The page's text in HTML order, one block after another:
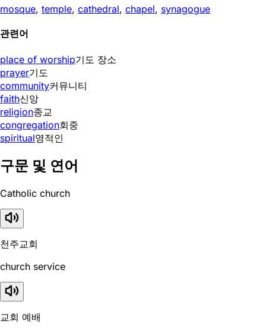
mosque, temple, cathedral, chapel, synagogue
관련어
place of worship기도 장소
prayer기도
community커뮤니티
faith신앙
religion종교
congregation회중
spiritual영적인
구문 및 연어
Catholic church
천주교회
church service
교회 예배